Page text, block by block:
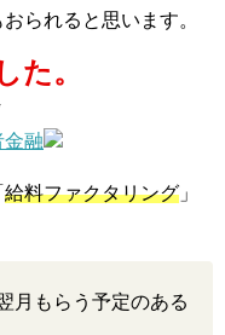
られると思います。
た。
金融
給料ファクタリング 」
月もらう予定のある